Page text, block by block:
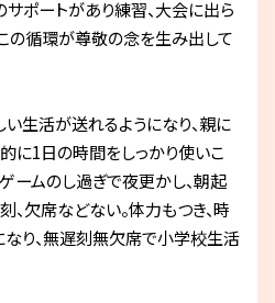
サポートがあり練習、大会に出ら
の循環が尊敬の念を生み出して
生活が送れるようになり、親に
に1日の時間をしっかり使いこ
ゲームのし過ぎで夜更かし、朝起
、欠席などない。体力もつき、時
り、無遅刻無欠席で小学校生活